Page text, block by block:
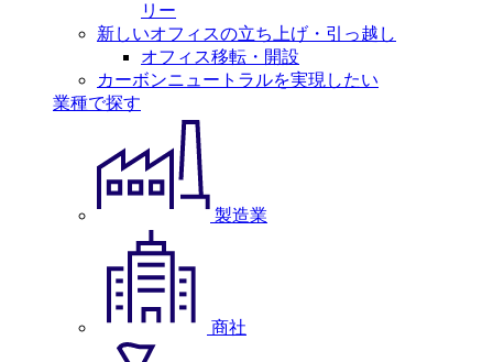
リー
新しいオフィスの立ち上げ・引っ越し
オフィス移転・開設
カーボンニュートラルを実現したい
業種で探す
製造業
商社